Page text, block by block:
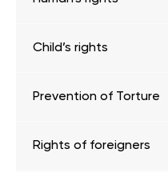
Child’s rights
Prevention of Torture
Rights of foreigners